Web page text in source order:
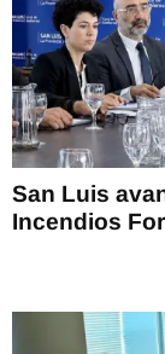
San Luis
Incendios